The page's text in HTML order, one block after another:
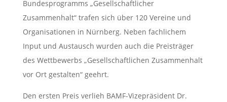
Bundesprogramms „Gesellschaftlicher
Zusammenhalt“ trafen sich über 120 Vereine und
Organisationen in Nürnberg. Neben fachlichem
Input und Austausch wurden auch die Preisträger
des Wettbewerbs „Gesellschaftlichen Zusammenhalt
vor Ort gestalten“ geehrt.
Den ersten Preis verlieh BAMF-Vizepräsident Dr.